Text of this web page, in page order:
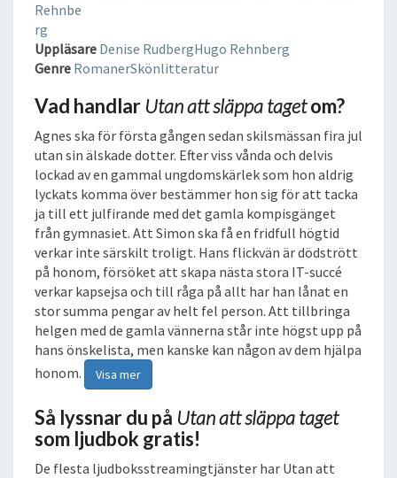
B
O
K
Rehnbe
rg
Uppläsare Denise RudbergHugo Rehnberg
Genre RomanerSkönlitteratur
Vad handlar Utan att släppa tagetom?
Agnes ska för första gången sedan skilsmässan fira jul
utan sin älskade dotter. Efter viss vånda och delvis
lockad av en gammal ungdomskärlek som hon aldrig
lyckats komma över bestämmer hon sig för att tacka
ja till ett julfirande med det gamla kompisgänget
från gymnasiet. Att Simon ska få en fridfull högtid
verkar inte särskilt troligt. Hans flickvän är dödstrött
på honom, försöket att skapa nästa stora IT-succé
verkar kapsejsa och till råga på allt har han lånat en
stor summa pengar av helt fel person. Att tillbringa
helgen med de gamla vännerna står inte högst upp på
hans önskelista, men kanske kan någon av dem hjälpa
honom.
Visa mer
Så lyssnar du på Utan att släppa taget
som ljudbok gratis!
De flesta ljudboksstreamingtjänster har Utan att